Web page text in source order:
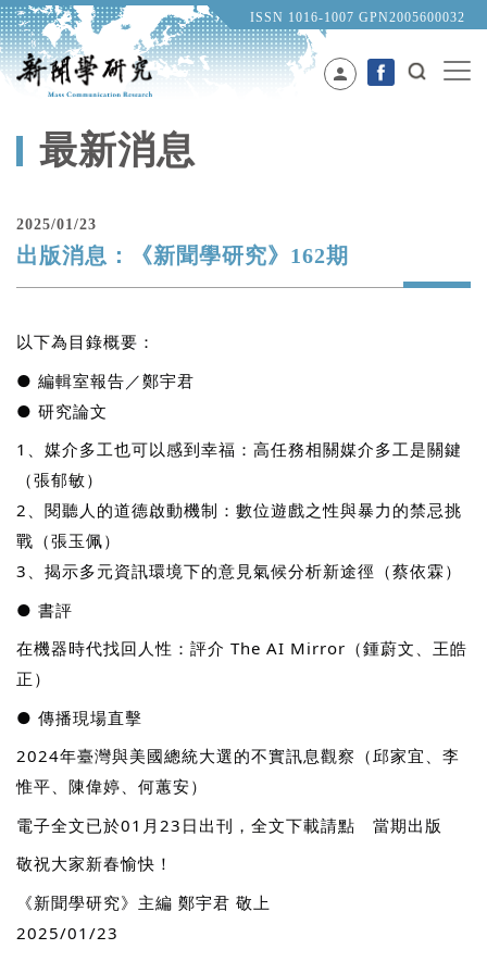
ISSN 1016-1007 GPN2005600032
person
最新消息
2025/01/23
出版消息：《新聞學研究》162期
以下為目錄概要：
● 編輯室報告／鄭宇君
● 研究論文
1、媒介多工也可以感到幸福：高任務相關媒介多工是關鍵
（張郁敏）
2、閱聽人的道德啟動機制：數位遊戲之性與暴力的禁忌挑
戰（張玉佩）
3、揭示多元資訊環境下的意見氣候分析新途徑（蔡依霖）
● 書評
在機器時代找回人性：評介 The AI Mirror（鍾蔚文、王皓
正）
● 傳播現場直擊
2024年臺灣與美國總統大選的不實訊息觀察（邱家宜、李
惟平、陳偉婷、何蕙安）
電子全文已於01月23日出刊，全文下載請點 當期出版
敬祝大家新春愉快！
《新聞學研究》主編 鄭宇君 敬上
2025/01/23
記住帳號